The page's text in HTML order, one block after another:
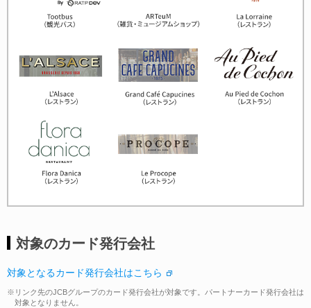
対象のカード発行会社
対象となるカード発行会社はこちら
※リンク先のJCBグループのカード発行会社が対象です。パートナーカード発行会社は
対象となりません。